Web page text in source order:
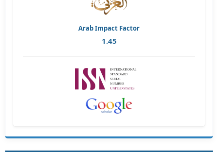
Arab Impact Factor
1.45